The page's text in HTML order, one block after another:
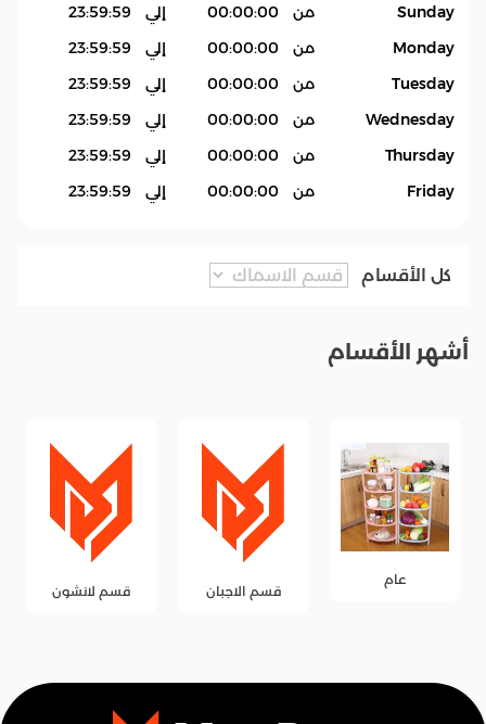
Sunday
من 00:00:00 إلي
23:59:59
Monday
من 00:00:00 إلي
23:59:59
Tuesday
من 00:00:00 إلي
23:59:59
Wednesday
من 00:00:00 إلي
23:59:59
Thursday
من 00:00:00 إلي
23:59:59
Friday
من 00:00:00 إلي 23:59:59
كل الأقسام
أشهر الأقسام
عام
قسم الاجبان قسم لانشون